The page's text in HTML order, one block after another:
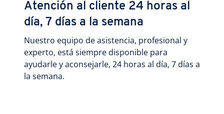
Atención al cliente 24 horas al
día, 7 días a la semana
Nuestro equipo de asistencia, profesional y
experto, está siempre disponible para
ayudarle y aconsejarle, 24 horas al día, 7 días a
la semana.